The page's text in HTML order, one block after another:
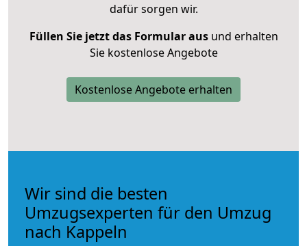
dafür sorgen wir.
Füllen Sie jetzt das Formular ausund erhalten
Sie kostenlose Angebote
Kostenlose Angebote erhalten
Wir sind die besten
Umzugsexperten für den Umzug
nach Kappeln